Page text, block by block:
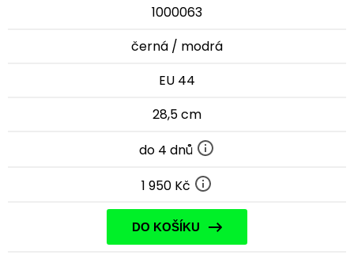
1000063
černá / modrá
EU 44
28,5 cm
do 4 dnů
1 950 Kč
DO KOŠÍKU